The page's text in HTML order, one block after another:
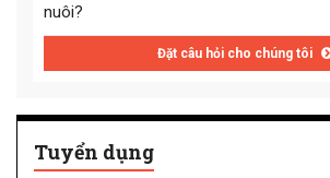
nuôi?
Đặt câu hỏi cho chúng tôi
Tuyển dụng